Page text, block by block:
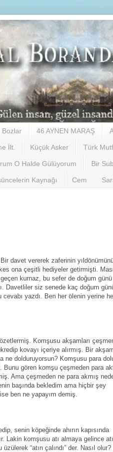
Bozlar 46 AYNEN MARAŞ
İlt. Küçük Asker Türk
O Halde Gülüyorum Bir
Kaynağı Cem
davet vererek zaferinin
ona çeşitli hediyeler getirmişti.
kurnaz, bu sefer de doğum günü
Davetliler siz senede kaç doğum
yazdı. Ben her ölenin yerine
Komşusu akşamları
kovayı içeriye alırmış. Bir
ne dolduruyorsun? Komşusu para
gören komşu çeşmeden para
Ama çeşmeden ne para akmış
başında bekledim ama hiçbir şey
ben ne yapayım demiş.
senin köpeğinde ahırın kapısında
Lakin komşusu atı almaya gelince
“atın çalındı” der. Nasıl olur?